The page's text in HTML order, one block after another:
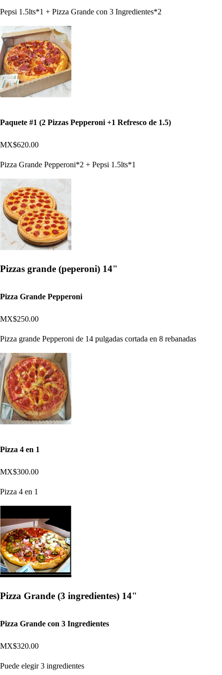
Pepsi 1.5lts*1 + Pizza Grande con 3 Ingredientes*2
Paquete #1 (2 Pizzas Pepperoni +1 Refresco de 1.5)
MX$620.00
Pizza Grande Pepperoni*2 + Pepsi 1.5lts*1
Pizzas grande (peperoni) 14"
Pizza Grande Pepperoni
MX$250.00
Pizza grande Pepperoni de 14 pulgadas cortada en 8 rebanadas
Pizza 4 en 1
MX$300.00
Pizza 4 en 1
Pizza Grande (3 ingredientes) 14"
Pizza Grande con 3 Ingredientes
MX$320.00
Puede elegir 3 ingredientes